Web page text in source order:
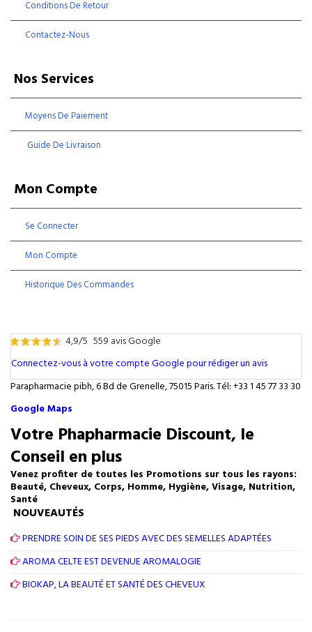
Conditions De Retour
Contactez-Nous
Nos Services
Moyens De Paiement
Guide De Livraison
Mon Compte
Se Connecter
Mon Compte
Historique Des Commandes
4,9/5 559 avis Google
Connectez-vous à votre compte Google pour rédiger un avis
Parapharmacie pibh, 6 Bd de Grenelle, 75015 Paris. Tél: +33 1 45 77 33 30
Google Maps
Votre Phapharmacie Discount, le
Conseil en plus
Venez profiter de toutes les Promotions sur tous les rayons:
Beauté, Cheveux, Corps, Homme, Hygiène, Visage, Nutrition,
Santé
NOUVEAUTÉS
PRENDRE SOIN DE SES PIEDS AVEC DES SEMELLES ADAPTÉES
AROMA CELTE EST DEVENUE AROMALOGIE
BIOKAP, LA BEAUTÉ ET SANTÉ DES CHEVEUX